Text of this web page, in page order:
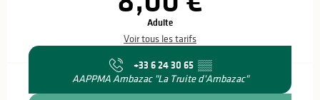
Adulte
Voir tous les tarifs
+33 6 24 30 65 ▒▒
AAPPMA Ambazac "La Truite d'Ambazac"